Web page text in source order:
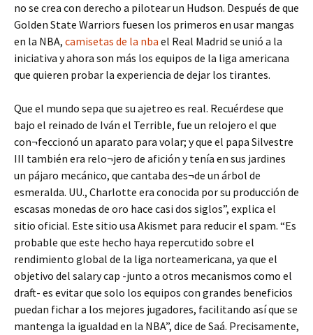
no se crea con derecho a pilotear un Hudson. Después de que
Golden State Warriors fuesen los primeros en usar mangas
en la NBA, camisetas de la nba el Real Madrid se unió a la
iniciativa y ahora son más los equipos de la liga americana
que quieren probar la experiencia de dejar los tirantes.
Que el mundo sepa que su ajetreo es real. Recuérdese que
bajo el reinado de Iván el Terrible, fue un relojero el que
con¬feccionó un aparato para volar; y que el papa Silvestre
III también era relo¬jero de afición y tenía en sus jardines
un pájaro mecánico, que cantaba des¬de un árbol de
esmeralda. UU., Charlotte era conocida por su producción de
escasas monedas de oro hace casi dos siglos”, explica el
sitio oficial. Este sitio usa Akismet para reducir el spam. “Es
probable que este hecho haya repercutido sobre el
rendimiento global de la liga norteamericana, ya que el
objetivo del salary cap -junto a otros mecanismos como el
draft- es evitar que solo los equipos con grandes beneficios
puedan fichar a los mejores jugadores, facilitando así que se
mantenga la igualdad en la NBA”, dice de Saá. Precisamente,